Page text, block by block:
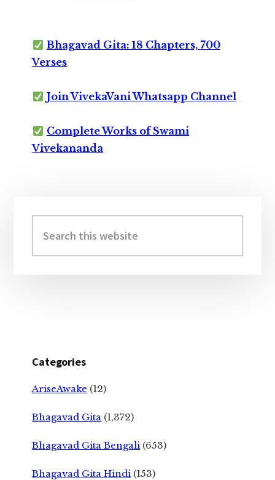
Bhagavad Gita: 18 Chapters, 700
Verses
Join VivekaVani Whatsapp Channel
Complete Works of Swami
Vivekananda
Sidebar
this
website
Categories
AriseAwake (12)
Bhagavad Gita (1,372)
Bhagavad Gita Bengali (653)
Bhagavad Gita Hindi (153)